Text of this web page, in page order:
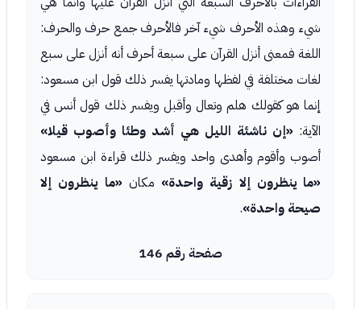
شيء وهذه الأحرف شيء آخر فالأحرف جمع حرف والحرف:
اللغة فمعنى أنزل القرآن على سبعة أحرف أنه أنزل على سبع
لغات مختلفة في لفظها ومادتها يفسر ذلك قول ابن مسعود:
إنما هو كقولك هلم وتعال وأقبل ويفسر ذلك قول أنس في
الآية: «إن ناشئة الليل هي أشد وطئا وأصوب قيلا»
أصوب وأقوم وأهدى واحد ويفسر ذلك قراءة ابن مسعود
«ما ينظرون إلا زقية واحدة» مكان «ما ينظرون إلا
صيحة واحدة».
صفحة رقم 146